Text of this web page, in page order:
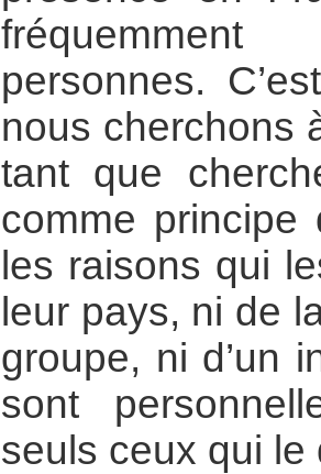
personnes.
nous cherchons
tant que
comme
les raisons qui
leur pays, ni de
groupe, ni d’un
sont
seuls ceux qui le